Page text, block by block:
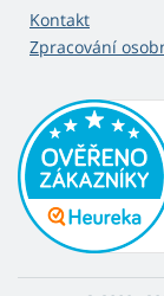
Kontakt
Zpracování